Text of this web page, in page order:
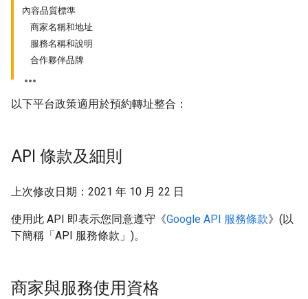
內容品質標準
商家名稱和地址
服務名稱和說明
合作夥伴品牌
以下平台政策適用於預約轉址整合：
API 條款及細則
上次修改日期：2021 年 10 月 22 日
使用此 API 即表示您同意遵守《Google API 服務條款》(以
下簡稱「API 服務條款」)。
商家與服務使用資格